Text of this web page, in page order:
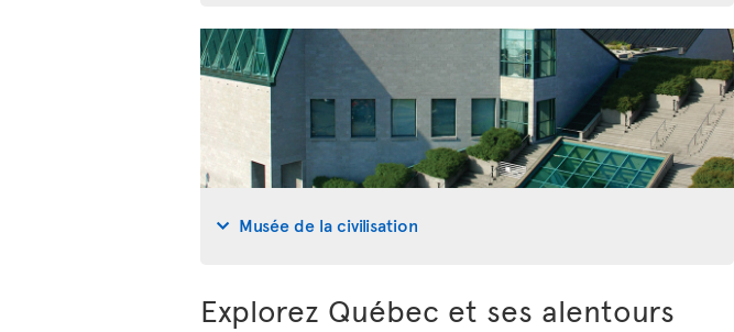
Musée de la civilisation
Explorez Québec et ses alentours